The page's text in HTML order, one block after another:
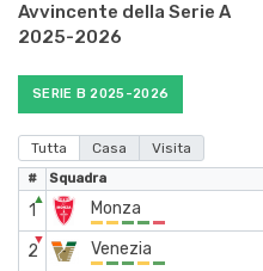
Avvincente della Serie A
2025-2026
SERIE B 2025-2026
Tutta Casa Visita
# Squadra
1
▲ Monza
2
▼ Venezia